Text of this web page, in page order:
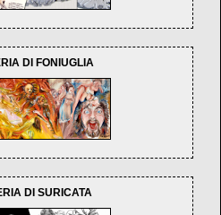
DI FONIUGLIA
DI SURICATA